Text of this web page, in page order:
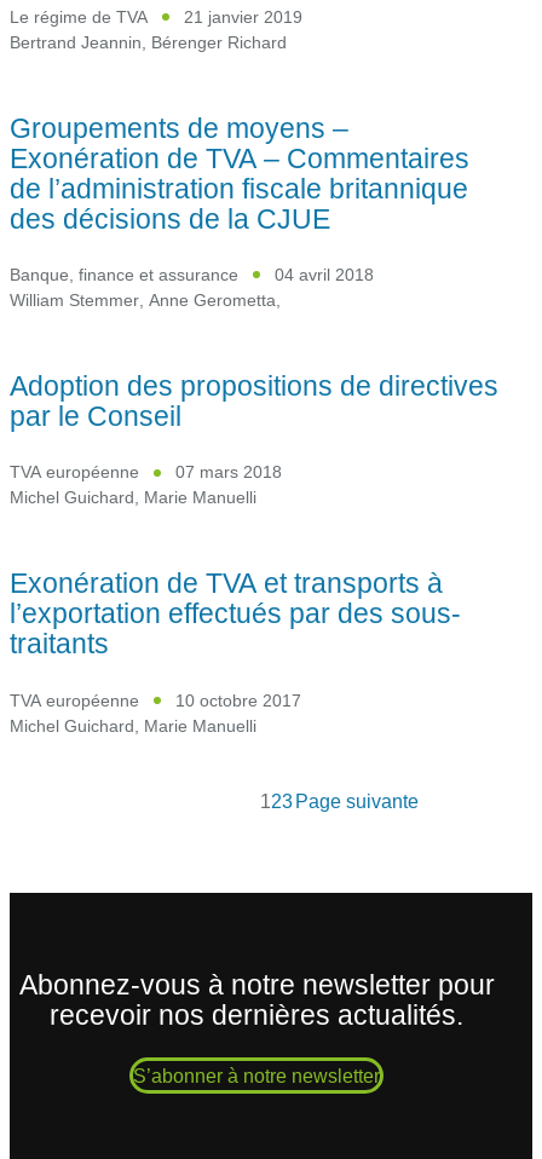
Le régime de TVA
21 janvier 2019
Bertrand Jeannin, Bérenger Richard
Groupements de moyens –
Exonération de TVA – Commentaires
de l’administration fiscale britannique
des décisions de la CJUE
Banque, finance et assurance
04 avril 2018
William Stemmer, Anne Gerometta,
Adoption des propositions de directives
par le Conseil
TVA européenne
07 mars 2018
Michel Guichard, Marie Manuelli
Exonération de TVA et transports à
l’exportation effectués par des sous-
traitants
TVA européenne
10 octobre 2017
Michel Guichard Marie Manuelli
123Page suivante
Abonnez-vous à notre newsletter pour
recevoir nos dernières actualités.
S’abonner à notre newsletter